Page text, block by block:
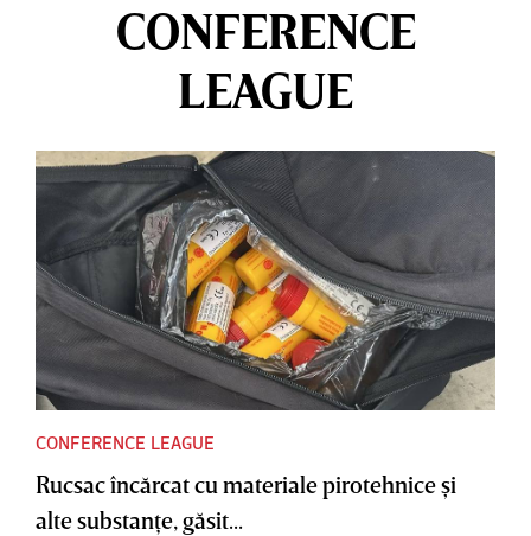
CONFERENCE
LEAGUE
CONFERENCE LEAGUE
Rucsac încărcat cu materiale pirotehnice şi
alte substanţe, găsit...